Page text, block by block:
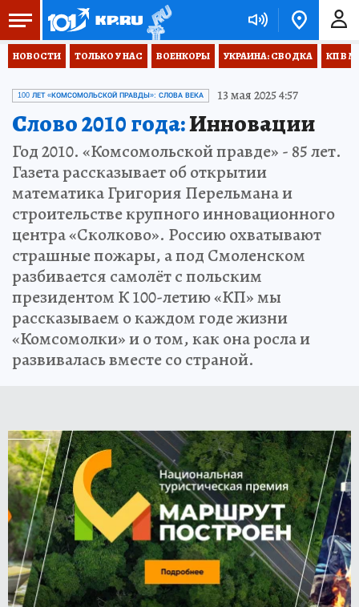
НОВОСТИ ТОЛЬКО У НАС ВОЕНКОРЫ УКРАИНА: СВОДКА КП В
100 ЛЕТ «КОМСОМОЛЬСКОЙ ПРАВДЫ»: СЛОВА ВЕКА 13 мая 2025 4:57
Слово 2010 года:Инновации
Год 2010. «Комсомольской правде» - 85 лет.
Газета рассказывает об открытии
математика Григория Перельмана и
строительстве крупного инновационного
центра «Сколково». Россию охватывают
страшные пожары, а под Смоленском
разбивается самолёт с польским
президентом К 100-летию «КП» мы
рассказываем о каждом годе жизни
«Комсомолки» и о том, как она росла и
развивалась вместе со страной.